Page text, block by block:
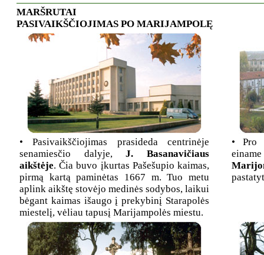
MARŠRUTAI
PASIVAIKŠČIOJIMAS PO MARIJAMPOLĘ
• Pasivaikščiojimas prasideda centrinėje
senamiesčio dalyje,J. Basanavičiaus
aikštėje. Čia buvo įkurtas Pašešupio kaimas,
pirmą kartą paminėtas 1667 m. Tuo metu
aplink aikštę stovėjo medinės sodybos, laikui
bėgant kaimas išaugo į prekybinį Starapolės
miestelį, vėliau tapusį Marijampolės miestu.
• Pro